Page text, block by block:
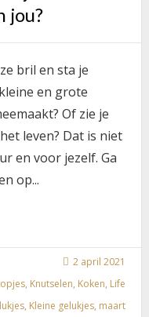
jou?
bril en sta je
en grote
Of zie je
leven? Dat is niet
en voor jezelf. Ga
op...
2 april 2021
, Knutselen, Koken, Life
, Kleine gelukjes, maart